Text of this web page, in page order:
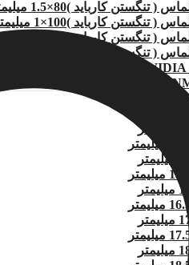
کارباید )80×1.5 میلیمتر
کارباید )100×1 میلیمتر
کارباید )100×1.2میلیمتر
کارباید )100×1.5میلیمتر